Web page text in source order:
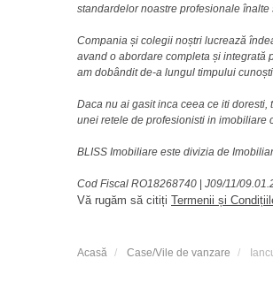
standardelor noastre profesionale
Compania și colegii noștri lucrează
avand o abordare completa și integrată
am dobândit de-a lungul timpului
Daca nu ai gasit inca ceea ce iti doresti,
unei retele de profesionisti in imobiliare
BLISS Imobiliare este divizia de
Cod Fiscal RO18268740 | J09/11/
Vă rugăm să citiți Termenii și
Acasă Case/Vile de vanzare